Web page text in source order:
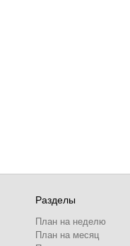
Разделы
План на неделю
План на месяц